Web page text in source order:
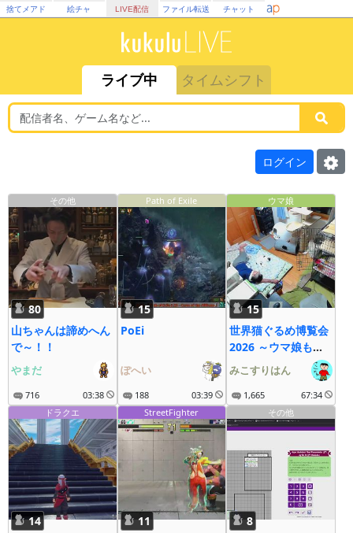
捨てメアド 絵チャ LIVE配信 ファイル転送 チャット
ライブ中 タイムシフト
ログイン
その他
80
山ちゃんは諦めへん
で～！！
やまだ
716 03:38
Path of Exile
15
PoEi
ぽへい
188 03:39
ウマ娘
15
世界猫ぐるめ博覧会
2026 ～ウマ娘も大
疾走にゃ～
みこすりはん
1,665
67:34
ドラクエ
14
StreetFighter
11
その他
8